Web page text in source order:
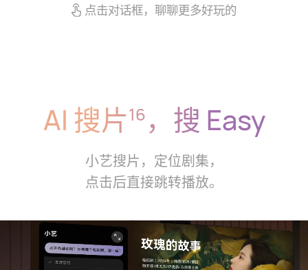
点击对话框，聊聊更多好玩的
AI 搜片16 ，搜 Easy
小艺搜片，定位剧⁠集，
点击后直接跳转播⁠放。